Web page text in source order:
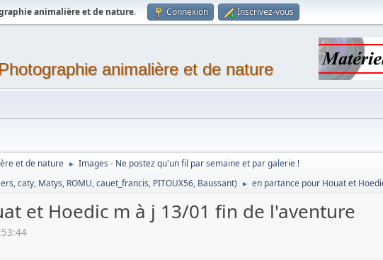
animalière et de nature. Connexion Inscrivez-vous
animalière et de nature
et de nature ► Images - Ne postez qu'un fil par semaine et par galerie !
,caty, Matys, ROMU,cauet_francis, PITOUX56, Baussant) ► en partance pour Houat et
et Hoedic m à j 13/01 fin de l'aventure